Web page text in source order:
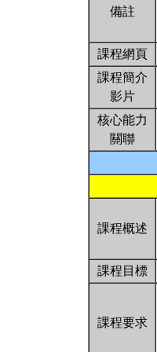
備註
課程網頁
課程簡介
影片
核心能力
關聯
課程概述
課程目標
課程要求